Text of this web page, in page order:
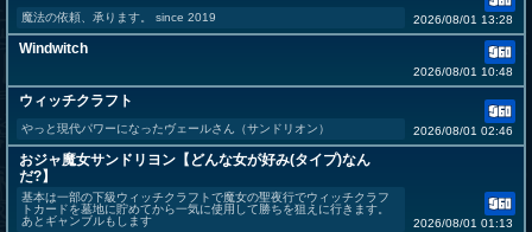
魔法の依頼、承ります。 since 2019 2026/08/01 13:28
Windwitch
2026/08/01 10:48
ウィッチクラフト
やっと現代パワーになったヴェールさん（サンドリオン） 2026/08/01 02:46
おジャ魔女サンドリヨン【どんな女が好み(タイプ)なん
だ?】
基本は一部の下級ウィッチクラフトで魔女の聖夜行でウィッチクラフ
トカードを墓地に貯めてから一気に使用して勝ちを狙えに行きます。
あとギャンブルもします
2026/08/01 01:13